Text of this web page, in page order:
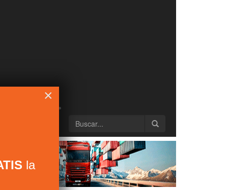
×
la